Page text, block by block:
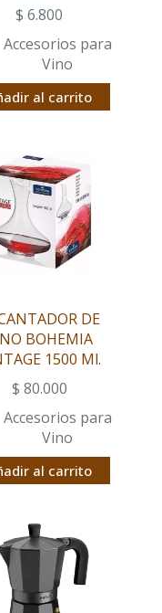
$ 6.800
Accesorios para
Vino
al carrito
DE
BOHEMIA
1500 Ml.
$ 80.000
Accesorios para
Vino
al carrito